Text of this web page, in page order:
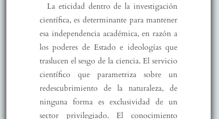
La eticidad dentro de la investigación
científica, es determinante para mantener
esa independencia académica, en razón a
los poderes de Estado e ideologías que
traslucen el sesgo de la ciencia. El servicio
científico que parametriza sobre un
redescubrimiento de la naturaleza, de
ninguna forma es exclusividad de un
sector privilegiado. El conocimiento